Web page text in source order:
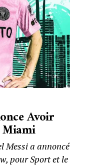
Avoir
Miami
Messi a annoncé
pour Sport et le